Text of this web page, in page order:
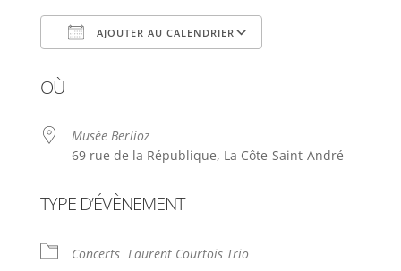
AJOUTER AU CALENDRIER
OÙ
Musée Berlioz
69 rue de la République, La Côte-Saint-André
TYPE D’ÉVÈNEMENT
Concerts Laurent Courtois Trio